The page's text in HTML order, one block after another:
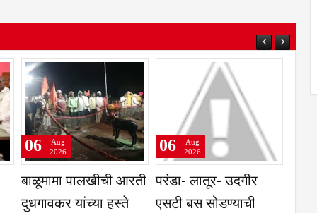
या
प्रवेश परीक्षांतील
टक्केवारी आणि
06
Aug
2026
नगरसेवकांनी घेतली
विकास कामासंदर्भात
06
Aug
2026